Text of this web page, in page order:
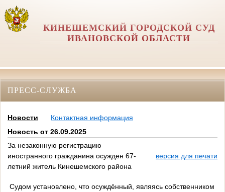
КИНЕШЕМСКИЙ ГОРОДСКОЙ СУД
ИВАНОВСКОЙ ОБЛАСТИ
ПРЕСС-СЛУЖБА
Новости
Контактная информация
Новость от 26.09.2025
За незаконную регистрацию
иностранного гражданина осужден 67-
летний житель Кинешемского района
версия для печати
Судом установлено, что осуждённый, являясь собственником